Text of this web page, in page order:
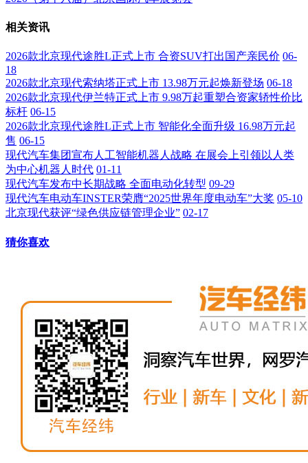
相关资讯
2026款北京现代途胜L正式上市 合资SUV打出国产亲民价 06-
18
2026款北京现代索纳塔正式上市 13.98万元起焕新登场 06-18
2026款北京现代伊兰特正式上市 9.98万起重塑合资家轿性价比
标杆 06-15
2026款北京现代途胜L正式上市 智能化全面升级 16.98万元起
售 06-15
现代汽车集团宣布人工智能机器人战略 在展会上引领以人类
为中心机器人时代 01-11
现代汽车发布中长期战略 全面电动化转型 09-29
现代汽车电动车INSTER荣膺“2025世界年度电动车”大奖 05-10
北京现代获评“绿色供应链管理企业” 02-17
猜你喜欢